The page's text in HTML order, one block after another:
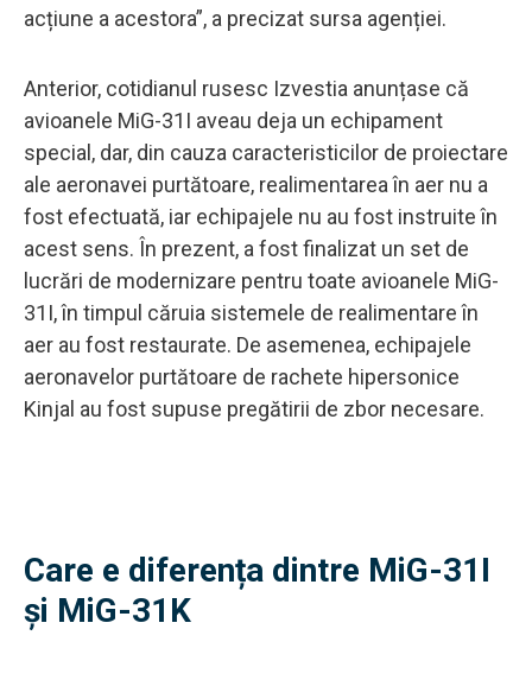
acțiune a acestora”, a precizat sursa agenției.
Anterior, cotidianul rusesc Izvestia anunțase că
avioanele MiG-31I aveau deja un echipament
special, dar, din cauza caracteristicilor de proiectare
ale aeronavei purtătoare, realimentarea în aer nu a
fost efectuată, iar echipajele nu au fost instruite în
acest sens. În prezent, a fost finalizat un set de
lucrări de modernizare pentru toate avioanele MiG-
31I, în timpul căruia sistemele de realimentare în
aer au fost restaurate. De asemenea, echipajele
aeronavelor purtătoare de rachete hipersonice
Kinjal au fost supuse pregătirii de zbor necesare.
Care e diferența dintre MiG-31I
și MiG-31K